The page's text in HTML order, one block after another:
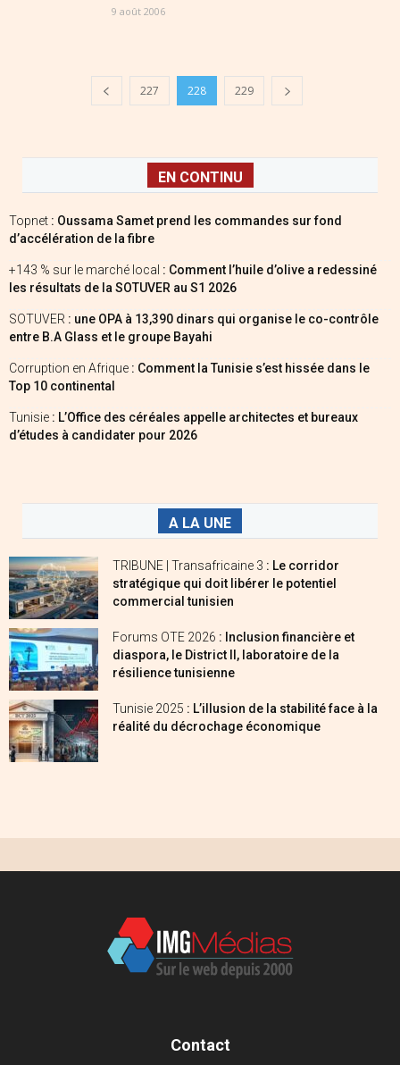
9 août 2006
227 228 229
EN CONTINU
Topnet : Oussama Samet prend les commandes sur fond
d’accélération de la fibre
+143 % sur le marché local : Comment l’huile d’olive a redessiné
les résultats de la SOTUVER au S1 2026
SOTUVER : une OPA à 13,390 dinars qui organise le co-contrôle
entre B.A Glass et le groupe Bayahi
Corruption en Afrique : Comment la Tunisie s’est hissée dans le
Top 10 continental
Tunisie : L’Office des céréales appelle architectes et bureaux
d’études à candidater pour 2026
A LA UNE
TRIBUNE | Transafricaine 3 : Le corridor
stratégique qui doit libérer le potentiel
commercial tunisien
Forums OTE 2026 : Inclusion financière et
diaspora, le District II, laboratoire de la
résilience tunisienne
Tunisie 2025 : L’illusion de la stabilité face à la
réalité du décrochage économique
Contact